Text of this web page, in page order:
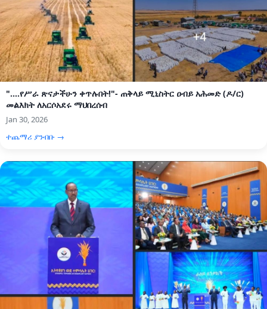
"....የሥራ ጽናታችሁን ቀጥሉበት!"- ጠቅላይ ሚኒስትር ዐብይ አሕመድ (ዶ/ር)
መልእክት ለአርሶአደሩ ማህበረሰብ
Jan 30, 2026
ተጨማሪ ያንብቡ →